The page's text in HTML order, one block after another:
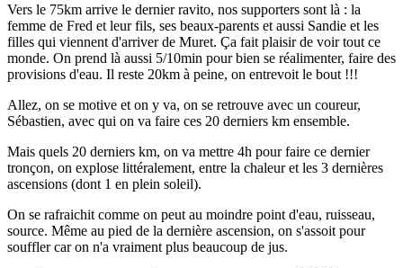
Vers le 75km arrive le dernier ravito, nos supporters sont là : la
femme de Fred et leur fils, ses beaux-parents et aussi Sandie et les
filles qui viennent d'arriver de Muret. Ça fait plaisir de voir tout ce
monde. On prend là aussi 5/10min pour bien se réalimenter, faire des
provisions d'eau. Il reste 20km à peine, on entrevoit le bout !!!
Allez, on se motive et on y va, on se retrouve avec un coureur,
Sébastien, avec qui on va faire ces 20 derniers km ensemble.
Mais quels 20 derniers km, on va mettre 4h pour faire ce dernier
tronçon, on explose littéralement, entre la chaleur et les 3 dernières
ascensions (dont 1 en plein soleil).
On se rafraichit comme on peut au moindre point d'eau, ruisseau,
source. Même au pied de la dernière ascension, on s'assoit pour
souffler car on n'a vraiment plus beaucoup de jus.